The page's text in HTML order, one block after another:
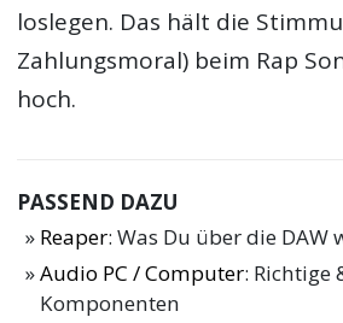
loslegen. Das hält die
Zahlungsmoral) beim Rap
hoch.
PASSEND DAZU
Reaper: Was Du über die DAW
Audio PC / Computer: Richtige
Komponenten